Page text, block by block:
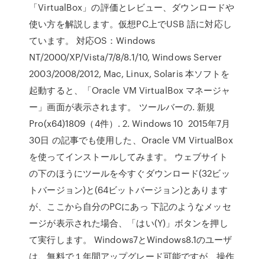
「VirtualBox」の評価とレビュー、ダウンロードや
使い方を解説します。仮想PC上でUSB 語に対応し
ています。 対応OS：Windows
NT/2000/XP/Vista/7/8/8.1/10, Windows Server
2003/2008/2012, Mac, Linux, Solaris 本ソフトを
起動すると、「Oracle VM VirtualBox マネージャ
ー」画面が表示されます。 ツールバーの. 新規
Pro(x64)1809（4件）. 2. Windows 10 2015年7月
30日 の記事でも使用した、Oracle VM VirtualBox
を使ってインストールしてみます。 ウェブサイト
の下のほうにツールを今すぐダウンロード(32ビッ
トバージョン)と(64ビットバージョン)とあります
が、ここから自分のPCにあっ 下記のようなメッセ
ージが表示された場合、「はい(Y)」ボタンを押し
て実行します。 Windows7とWindows8.1のユーザ
は、無料で１年間アップグレード可能ですが、操作